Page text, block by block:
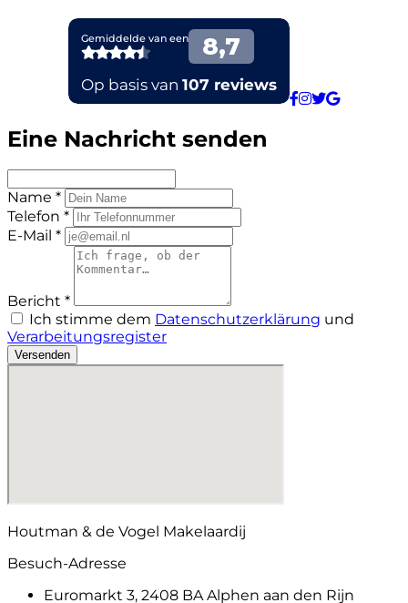
Eine Nachricht senden
Name *
Telefon *
E-Mail *
Bericht *
Ich stimme dem Datenschutzerklärung und
Verarbeitungsregister
Versenden
Houtman & de Vogel Makelaardij
Besuch-Adresse
Euromarkt 3, 2408 BA Alphen aan den Rijn